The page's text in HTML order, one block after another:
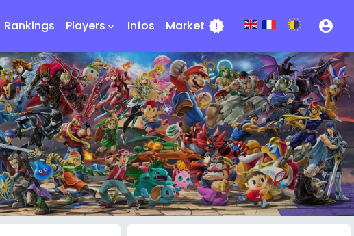
Rankings Players keyboard_arrow_down Infos Market new_releases account_circle